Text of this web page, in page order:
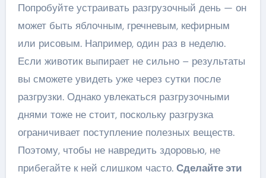
Попробуйте устраивать разгрузочный день — он
может быть яблочным, гречневым, кефирным
или рисовым. Например, один раз в неделю.
Если животик выпирает не сильно – результаты
вы сможете увидеть уже через сутки после
разгрузки. Однако увлекаться разгрузочными
днями тоже не стоит, поскольку разгрузка
ограничивает поступление полезных веществ.
Поэтому, чтобы не навредить здоровью, не
прибегайте к ней слишком часто. Сделайте эти